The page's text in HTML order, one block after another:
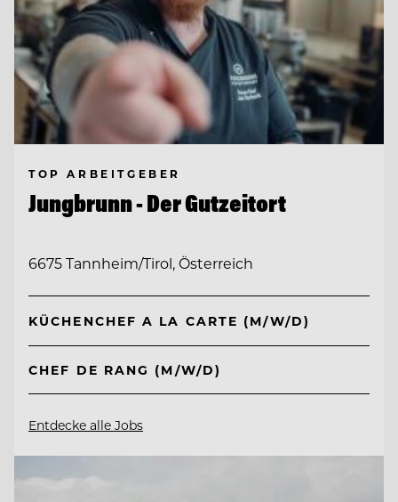
TOP ARBEITGEBER
Jungbrunn - Der Gutzeitort
6675 Tannheim/Tirol, Österreich
KÜCHENCHEF A LA CARTE (M/W/D)
CHEF DE RANG (M/W/D)
Entdecke alle Jobs